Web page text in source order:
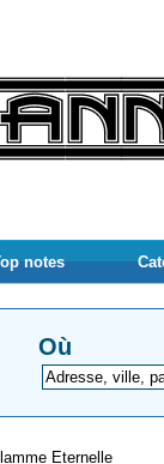
notes
Où
Eternelle